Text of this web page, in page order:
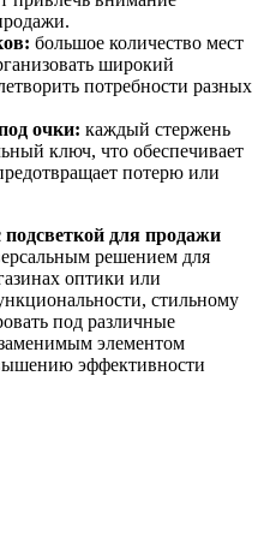
большое количество мест
широкий
потребности разных
очки: каждый стержень
ключ, что обеспечивает
потерю или
для продажи
решением для
оптики или
стильному
под различные
элементом
эффективности